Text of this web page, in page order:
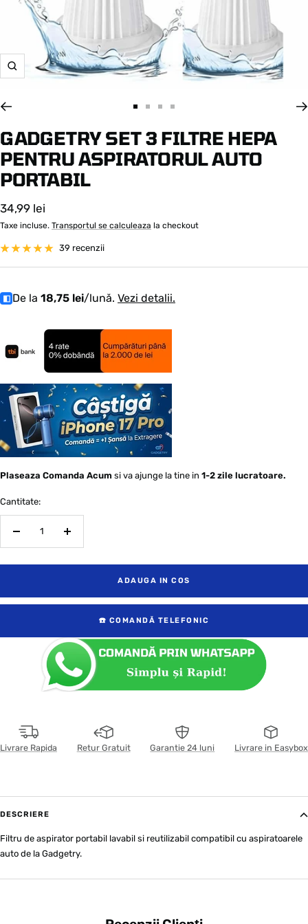
Zoom
umratorul
umratorul
umratorul
umratorul
GADGETRY SET 3 FILTRE HEPA
PENTRU ASPIRATORUL AUTO
PORTABIL
Pret
de
vanzare
34,99 lei
Taxe incluse. Transportul se calculeaza la checkout
39 recenzii
◧ De la 18,75 lei/lună. Vezi detalii.
Plaseaza Comanda Acum si va ajunge la tine in 1-2 zile lucratoare.
Cantitate:
Creste
ADAUGA IN COS
☎️ COMANDĂ TELEFONIC
Livrare Rapida Retur Gratuit Garantie 24 luni Livrare in Easybox
DESCRIERE
Filtru de aspirator portabil lavabil si reutilizabil compatibil cu aspiratoarele
auto de la Gadgetry.